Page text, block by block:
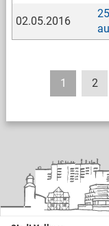
02.05.2016
1 2